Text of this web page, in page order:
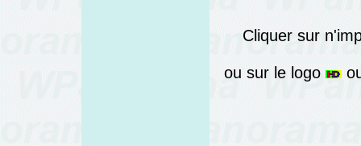
Cliquer sur
ou sur le logo